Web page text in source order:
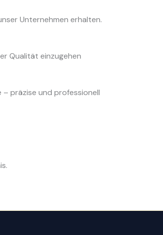
Unternehmen erhalten.
Qualität einzugehen
– präzise und professionell